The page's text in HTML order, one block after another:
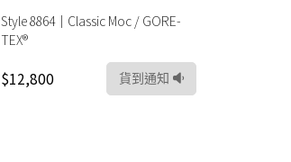
Style 8864｜Classic Moc / GORE-
TEX®
$12,800 貨到通知